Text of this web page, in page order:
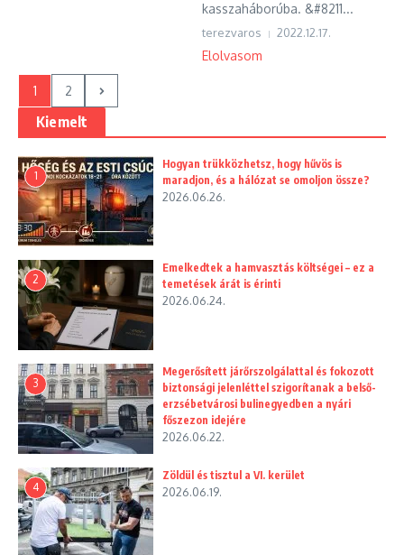
kasszaháborúba. &#8211...
terezvaros 2022.12.17.
Elolvasom
1 2
Kiemelt
1
Hogyan trükközhetsz, hogy hűvös is
maradjon, és a hálózat se omoljon össze?
2026.06.26.
2
Emelkedtek a hamvasztás költségei – ez a
temetések árát is érinti
2026.06.24.
3
Megerősített járőrszolgálattal és fokozott
biztonsági jelenléttel szigorítanak a belső-
erzsébetvárosi bulinegyedben a nyári
főszezon idejére
2026.06.22.
4
Zöldül és tisztul a VI. kerület
2026.06.19.